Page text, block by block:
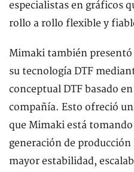
especialistas en gráficos
rollo a rollo flexible y
Mimaki también
su tecnología DTF
conceptual DTF basado
compañía. Esto ofreció
que Mimaki está
generación de
mayor estabilidad,